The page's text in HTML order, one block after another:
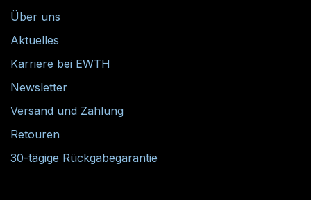
Über uns
Aktuelles
Karriere bei EWTH
Newsletter
Versand und Zahlung
Retouren
30-tägige Rückgabegarantie